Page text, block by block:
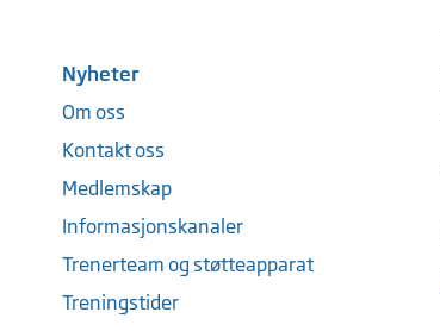
Nyheter
Om oss
Kontakt oss
Medlemskap
Informasjonskanaler
Trenerteam og støtteapparat
Treningstider